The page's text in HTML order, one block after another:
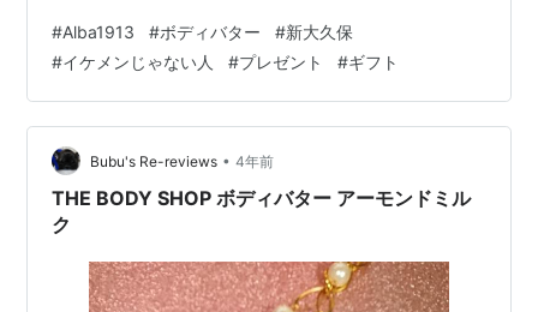
トは、天然素材にこだわっている点です！ このボディバ
ターを作っている企業、Alba1913自体が天然素材の使用
にこだわっているナチュラルコスメブランドであり、創
業から100年以上が経つという老舗企業でもあります。
また、このボディバターは、非常に香りが良…
#Alba1913 #ボディバター #新大久保
#イケメンじゃない人 #プレゼント #ギフト
Bubu's Re-reviews • 4年前
THE BODY SHOP ボディバター アーモンドミル
ク